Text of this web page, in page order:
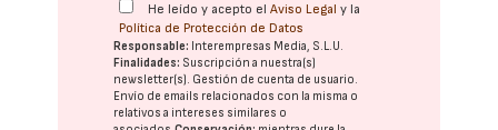
He leído y acepto elAviso Legal y la
Política de Protección de Datos
Responsable: Interempresas Media, S.L.U.
Finalidades: Suscripción a nuestra(s)
newsletter(s). Gestión de cuenta de usuario.
Envío de emails relacionados con la misma o
relativos a intereses similares o